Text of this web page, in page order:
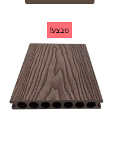
מבצע!המחיר
המקורי
היה:
49.50 ₪.
29.50 ₪.